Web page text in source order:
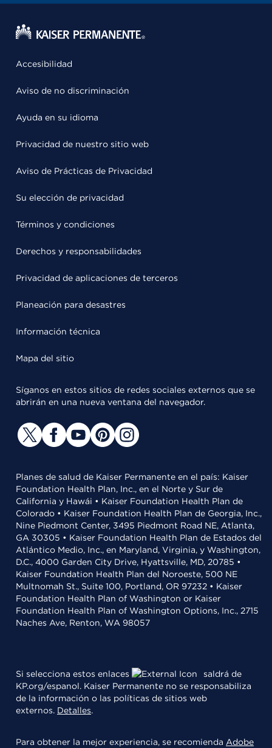
Accesibilidad
Aviso de no discriminación
Ayuda en su idioma
Privacidad de nuestro sitio web
Aviso de Prácticas de Privacidad
Su elección de privacidad
Términos y condiciones
Derechos y responsabilidades
Privacidad de aplicaciones de terceros
Planeación para desastres
Información técnica
Mapa del sitio
Síganos en estos sitios de redes sociales externos que se
abrirán en una nueva ventana del navegador.
Planes de salud de Kaiser Permanente en el país: Kaiser
Foundation Health Plan, Inc., en el Norte y Sur de
California y Hawái • Kaiser Foundation Health Plan de
Colorado • Kaiser Foundation Health Plan de Georgia, Inc.,
Nine Piedmont Center, 3495 Piedmont Road NE, Atlanta,
GA 30305 • Kaiser Foundation Health Plan de Estados del
Atlántico Medio, Inc., en Maryland, Virginia, y Washington,
D.C., 4000 Garden City Drive, Hyattsville, MD, 20785 •
Kaiser Foundation Health Plan del Noroeste, 500 NE
Multnomah St., Suite 100, Portland, OR 97232 • Kaiser
Foundation Health Plan of Washington or Kaiser
Foundation Health Plan of Washington Options, Inc., 2715
Naches Ave, Renton, WA 98057
Si selecciona estos enlaces
saldrá de
KP.org/espanol. Kaiser Permanente no se responsabiliza
de la información o las políticas de sitios web
externos. Detalles.
Para obtener la mejor experiencia, se recomienda Adobe